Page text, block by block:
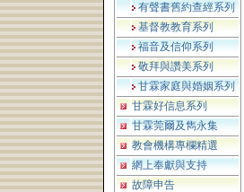
有聲書舊約查經系列
基督教教育系列
福音及信仰系列
敬拜與讚美系列
甘霖家庭與婚姻系列
甘霖好信息系列
甘霖莞爾及雋永集
教會機構專欄精選
網上奉獻與支持
故障申告